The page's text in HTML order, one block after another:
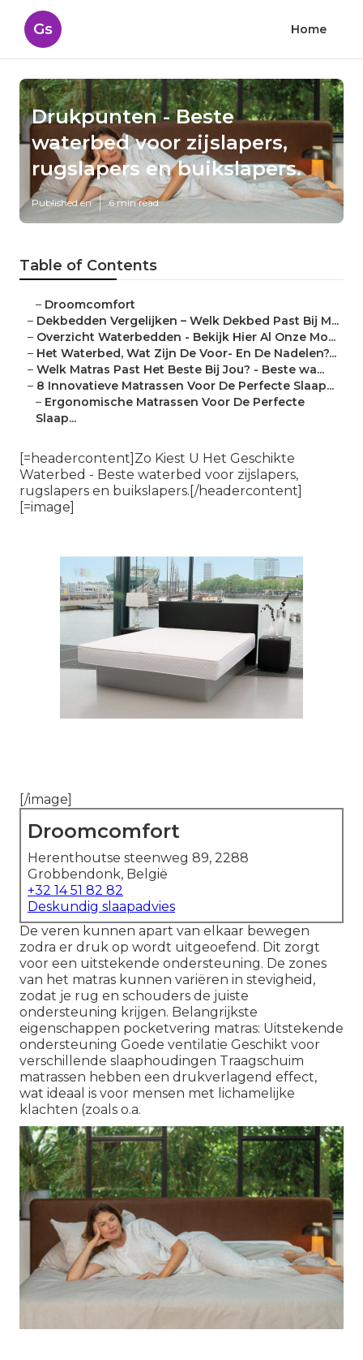
Gs Home
Drukpunten - Beste
waterbed voor zijslapers,
rugslapers en buikslapers.
Published en 6 min read
Table of Contents
– Droomcomfort
– Dekbedden Vergelijken – Welk Dekbed Past Bij M...
– Overzicht Waterbedden - Bekijk Hier Al Onze Mo...
– Het Waterbed, Wat Zijn De Voor- En De Nadelen?...
– Welk Matras Past Het Beste Bij Jou? - Beste wa...
– 8 Innovatieve Matrassen Voor De Perfecte Slaap...
– Ergonomische Matrassen Voor De Perfecte
Slaap...
[=headercontent]Zo Kiest U Het Geschikte
Waterbed - Beste waterbed voor zijslapers,
rugslapers en buikslapers.[/headercontent]
[=image]
[/image]
Droomcomfort
Herenthoutse steenweg 89, 2288
Grobbendonk, België
+32 14 51 82 82
Deskundig slaapadvies
De veren kunnen apart van elkaar bewegen
zodra er druk op wordt uitgeoefend. Dit zorgt
voor een uitstekende ondersteuning. De zones
van het matras kunnen variëren in stevigheid,
zodat je rug en schouders de juiste
ondersteuning krijgen. Belangrijkste
eigenschappen pocketvering matras: Uitstekende
ondersteuning Goede ventilatie Geschikt voor
verschillende slaaphoudingen Traagschuim
matrassen hebben een drukverlagend effect,
wat ideaal is voor mensen met lichamelijke
klachten (zoals o.a.